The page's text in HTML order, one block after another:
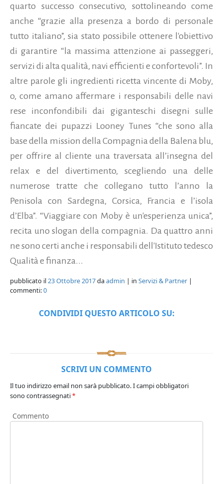
quarto successo consecutivo, sottolineando come
anche “grazie alla presenza a bordo di personale
tutto italiano”, sia stato possibile ottenere l'obiettivo
di garantire “la massima attenzione ai passeggeri,
servizi di alta qualità, navi efficienti e confortevoli”. In
altre parole gli ingredienti ricetta vincente di Moby,
o, come amano affermare i responsabili delle navi
rese inconfondibili dai giganteschi disegni sulle
fiancate dei pupazzi Looney Tunes “che sono alla
base della mission della Compagnia della Balena blu,
per offrire al cliente una traversata all’insegna del
relax e del divertimento, scegliendo una delle
numerose tratte che collegano tutto l’anno la
Penisola con Sardegna, Corsica, Francia e l’isola
d’Elba”. “Viaggiare con Moby è un'esperienza unica”,
recita uno slogan della compagnia. Da quattro anni
ne sono certi anche i responsabili dell'Istituto tedesco
Qualità e finanza...
pubblicato il23 Ottobre 2017daadmin | in Servizi & Partner |
commenti:0
CONDIVIDI QUESTO ARTICOLO SU:
SCRIVI UN COMMENTO
Il tuo indirizzo email non sarà pubblicato.I campi obbligatori
sono contrassegnati*
Commento